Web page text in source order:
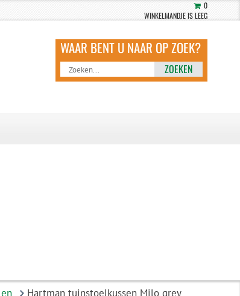
0
WINKELMANDJE IS LEEG
ZOEKEN
Hartman tuinstoelkussen Milo grey